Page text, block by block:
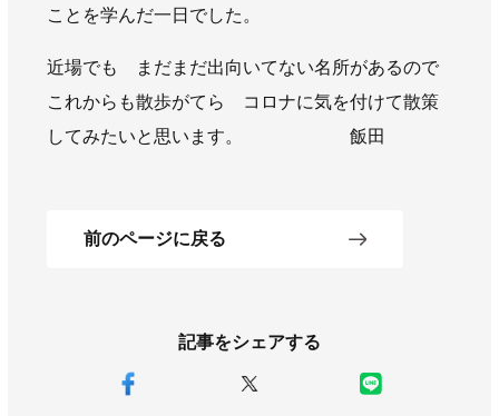
記事をシェアする
ことを学んだ一日でした。
近場でも まだまだ出向いてない名所があるので
これからも散歩がてら コロナに気を付けて散策
してみたいと思います。 飯田
前のページに戻る